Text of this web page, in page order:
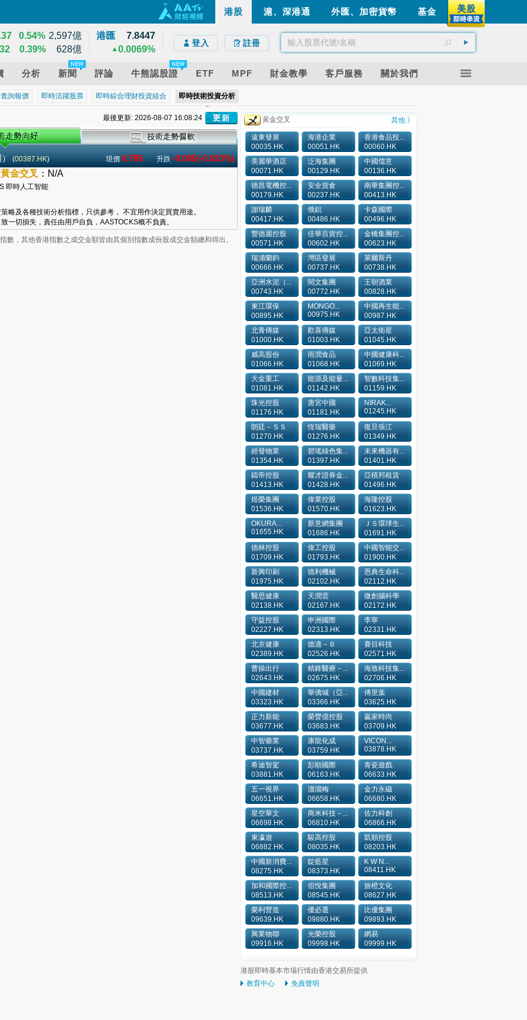
美股
基金
外匯、加密貨幣
滬、深港通
港股
0.54% 2,597億
0.39% 628億
港匯
7.8447
0.0069%
▲
登入 註冊
分析 新聞 評論 牛熊認股證 ETF MPF 財金教學 客戶服務 關於我們
詢報價 即時活躍股票 即時綜合理財投資組合 即時技術投資分析
最後更新: 2026-08-07 16:08:24
(00387.HK) 現價 0.785 升跌 -0.005(-0.633%)
黃金交叉 ： N/A
略及各種技術分析指標，只供參考， 不宜用作決定買賣用途。
一切損失，責任由用戶自負，AASTOCKS概不負責。
數，其他香港指數之成交金額皆由其個別指數成份股成交金額總和得出。
黃金交叉 其他 》
遠東發展
00035.HK
海港企業
00051.HK
香港食品投...
00060.HK
美麗華酒店
00071.HK
泛海集團
00129.HK
中國儒意
00136.HK
德昌電機控...
00179.HK
安全貨倉
00237.HK
南華集團控...
00413.HK
謝瑞麟
00417.HK
俄鋁
00486.HK
卡森國際
00496.HK
豐德麗控股
00571.HK
佳華百貨控...
00602.HK
金橋集團控...
00623.HK
瑞浦蘭鈞
00666.HK
灣區發展
00737.HK
萊爾斯丹
00738.HK
亞洲水泥（...
00743.HK
閱文集團
00772.HK
王朝酒業
00828.HK
東江環保
00895.HK
MONGO...
00975.HK
中國再生能...
00987.HK
北青傳媒
01000.HK
歡喜傳媒
01003.HK
亞太衛星
01045.HK
威高股份
01066.HK
雨潤食品
01068.HK
中國健康科...
01069.HK
大金重工
01081.HK
能源及能量...
01142.HK
智數科技集...
01159.HK
珠光控股
01176.HK
唐宮中國
01181.HK
NIRAK...
01245.HK
朗廷－ＳＳ
01270.HK
恆瑞醫藥
01276.HK
復旦張江
01349.HK
經發物業
01354.HK
碧瑤綠色集...
01397.HK
未來機器有...
01401.HK
鑄帝控股
01413.HK
耀才證券金...
01428.HK
亞積邦租賃
01496.HK
煜榮集團
01536.HK
偉業控股
01570.HK
海隆控股
01623.HK
OKURA...
01655.HK
新意網集團
01686.HK
ＪＳ環球生...
01691.HK
德林控股
01709.HK
偉工控股
01793.HK
中國智能交...
01900.HK
新興印刷
01975.HK
德利機械
02102.HK
恩典生命科...
02112.HK
醫思健康
02138.HK
天潤雲
02167.HK
微創腦科學
02172.HK
守益控股
02227.HK
申洲國際
02313.HK
李寧
02331.HK
北京健康
02389.HK
德適－Ｂ
02526.HK
賽目科技
02571.HK
曹操出行
02643.HK
精鋒醫療－...
02675.HK
海致科技集...
02706.HK
中國建材
03323.HK
華僑城（亞...
03366.HK
傅里葉
03625.HK
正力新能
03677.HK
榮豐億控股
03683.HK
贏家時尚
03709.HK
中智藥業
03737.HK
康龍化成
03759.HK
VICON...
03878.HK
希迪智駕
03881.HK
彭順國際
06163.HK
青瓷遊戲
06633.HK
五一視界
06651.HK
溜溜梅
06658.HK
金力永磁
06680.HK
星空華文
06698.HK
商米科技－...
06810.HK
佐力科創
06866.HK
東瀛遊
06882.HK
駿高控股
08035.HK
凱順控股
08203.HK
中國新消費...
08275.HK
靛藍星
08373.HK
K W N...
08411.HK
加和國際控...
08513.HK
佰悅集團
08545.HK
旅橙文化
08627.HK
榮利營造
09639.HK
優必選
09880.HK
比優集團
09893.HK
興業物聯
09916.HK
光榮控股
09998.HK
網易
09999.HK
港股即時基本市場行情由香港交易所提供
教育中心
免責聲明